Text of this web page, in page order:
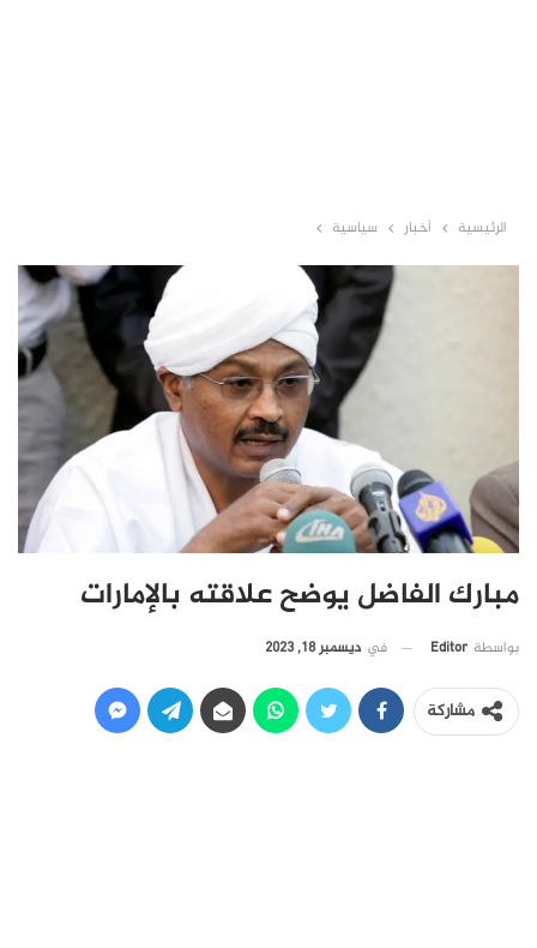
الرئيسية أخبار سياسية
مبارك الفاضل يوضح علاقته بالإمارات
بواسطة Editor في ديسمبر 18, 2023
مشاركة